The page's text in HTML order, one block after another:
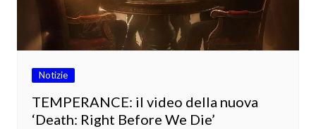
Notizie
TEMPERANCE: il video della nuova
‘Death: Right Before We Die’